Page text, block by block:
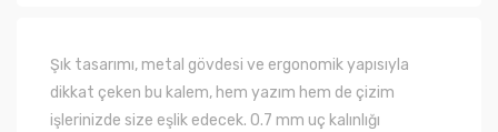
Şık tasarımı, metal gövdesi ve ergonomik yapısıyla
dikkat çeken bu kalem, hem yazım hem de çizim
işlerinizde size eşlik edecek. 0.7 mm uç kalınlığı